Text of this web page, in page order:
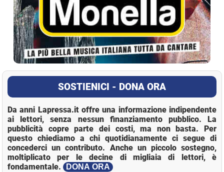
SOSTIENICI - DONA ORA
Da anni Lapressa.it offre una informazione indipendente
ai lettori, senza nessun finanziamento pubblico. La
pubblicità copre parte dei costi, ma non basta. Per
questo chiediamo a chi quotidianamente ci segue di
concederci un contributo. Anche un piccolo sostegno,
moltiplicato per le decine di migliaia di lettori, è
fondamentale.
DONA ORA